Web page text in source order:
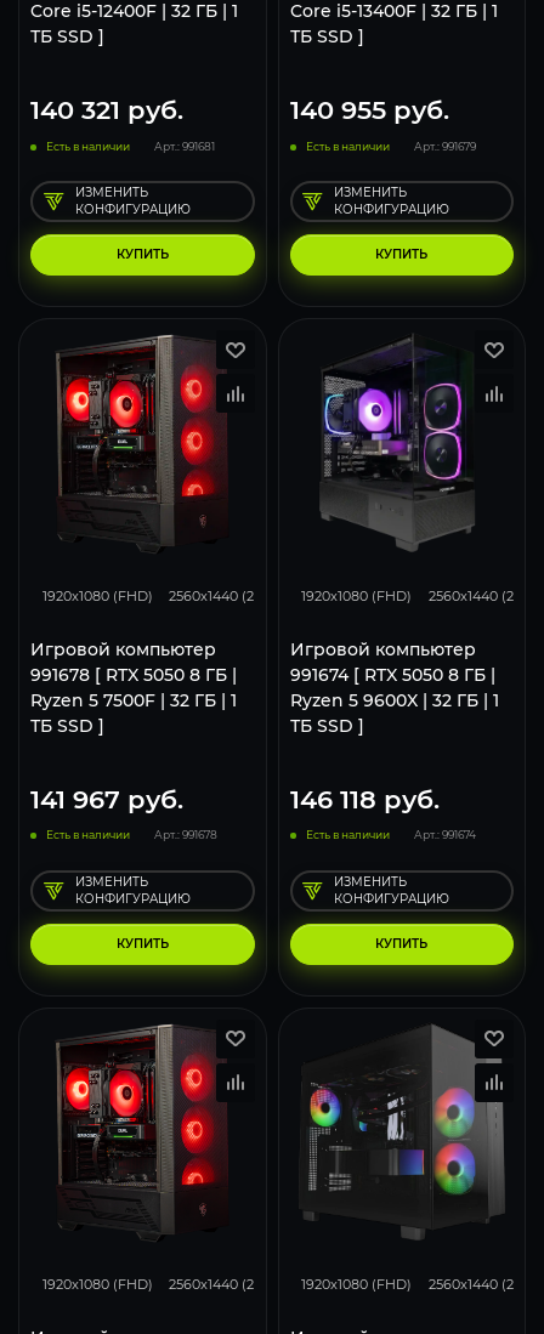
Core i5-12400F | 32 ГБ | 1
ТБ SSD ]
140 321 руб.
Есть в наличии Арт.: 991681
КУПИТЬ
ИЗМЕНИТЬ
КОНФИГУРАЦИЮ
Core i5-13400F | 32 ГБ | 1
ТБ SSD ]
140 955руб.
Есть в наличии Арт.: 991679
КУПИТЬ
ИЗМЕНИТЬ
КОНФИГУРАЦИЮ
1920x1080 (FHD) 2560x1440 (2K) 3840x2160 (4K)
Игровой компьютер
991678 [ RTX 5050 8 ГБ |
Ryzen 5 7500F | 32 ГБ | 1
ТБ SSD ]
141 967 руб.
Есть в наличии Арт.: 991678
КУПИТЬ
ИЗМЕНИТЬ
КОНФИГУРАЦИЮ
1920x1080 (FHD) 2560x1440 (2K)
Игровой компьютер
991674 [ RTX 5050 8 ГБ |
Ryzen 5 9600X | 32 ГБ | 1
ТБ SSD ]
146 118 руб.
Есть в наличии Арт.: 991674
КУПИТЬ
ИЗМЕНИТЬ
КОНФИГУРАЦИЮ
1920x1080 (FHD) 2560x1440 (2K) 3840x2160 (4K)
1920x1080 (FHD) 2560x1440 (2K)